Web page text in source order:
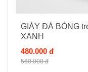
GIÀY ĐÁ BÓNG
XANH
480.000 đ
560.000 đ